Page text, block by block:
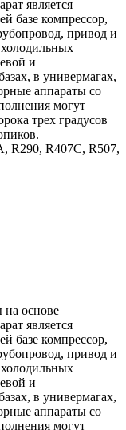
является
базе компрессор,
привод и
и
в универмагах,
аппараты со
могут
трех градусов
R290, R407C, R507,
на основе
является
базе компрессор,
привод и
и
в универмагах,
аппараты со
могут